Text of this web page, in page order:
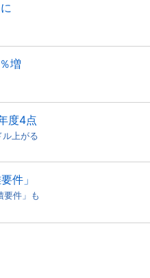
増
度4点
上がる
件」
要件」も